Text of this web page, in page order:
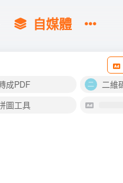
自媒體
成PDF
二維
圖工具